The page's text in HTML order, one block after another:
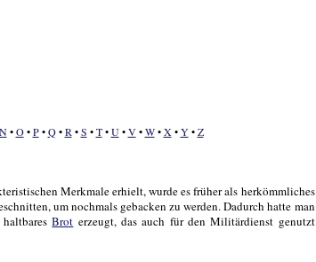
Merkmale erhielt, wurde es früher als herkömmliches
um nochmals gebacken zu werden. Dadurch hatte man
haltbaresBrot erzeugt, das auch für den Militärdienst genutzt
N•O•P•Q•R •S •T•U•V•W•X •Y•Z